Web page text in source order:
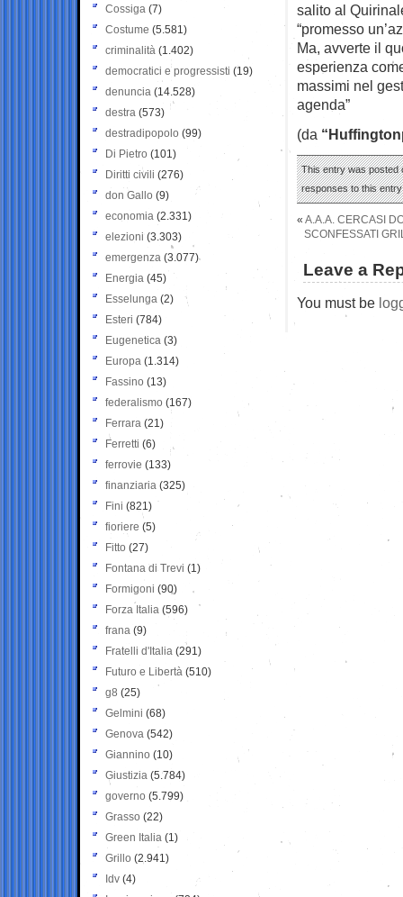
salito al
“promesso
Ma, avverte il
esperienza
massimi nel
agenda”
(da
This entry was posted
responses to this
« A.A.A. CERCASI
SCONFESSATI
Leave a
You must be
Cossiga (7)
Costume (5.581)
criminalità (1.402)
democratici e progressisti (19)
denuncia (14.528)
destra (573)
destradipopolo (99)
Di Pietro (101)
Diritti civili (276)
don Gallo (9)
economia (2.331)
elezioni (3.303)
emergenza (3.077)
Energia (45)
Esselunga (2)
Esteri (784)
Eugenetica (3)
Europa (1.314)
Fassino (13)
federalismo (167)
Ferrara (21)
Ferretti (6)
ferrovie (133)
finanziaria (325)
Fini (821)
fioriere (5)
Fitto (27)
Fontana di Trevi (1)
Formigoni (90)
Forza Italia (596)
frana (9)
Fratelli d'Italia (291)
Futuro e Libertà (510)
g8 (25)
Gelmini (68)
Genova (542)
Giannino (10)
Giustizia (5.784)
governo (5.799)
Grasso (22)
Green Italia (1)
Grillo (2.941)
Idv (4)